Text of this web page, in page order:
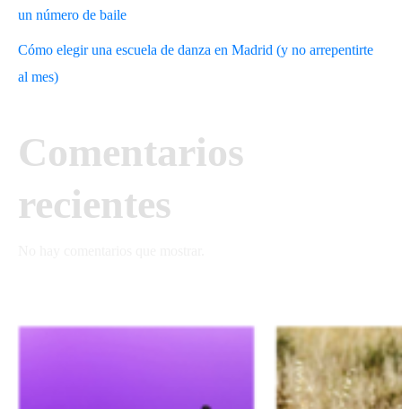
un número de baile
Cómo elegir una escuela de danza en Madrid (y no arrepentirte
al mes)
Comentarios
recientes